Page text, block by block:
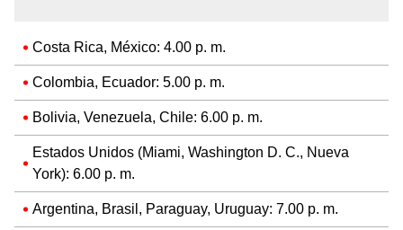
Costa Rica, México: 4.00 p. m.
Colombia, Ecuador: 5.00 p. m.
Bolivia, Venezuela, Chile: 6.00 p. m.
Estados Unidos (Miami, Washington D. C., Nueva
York): 6.00 p. m.
Argentina, Brasil, Paraguay, Uruguay: 7.00 p. m.